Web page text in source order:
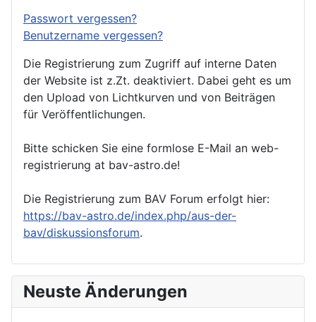
Passwort vergessen?
Benutzername vergessen?
Die Registrierung zum Zugriff auf interne Daten
der Website ist z.Zt. deaktiviert. Dabei geht es um
den Upload von Lichtkurven und von Beiträgen
für Veröffentlichungen.
Bitte schicken Sie eine formlose E-Mail an web-
registrierung at bav-astro.de!
Die Registrierung zum BAV Forum erfolgt hier:
https://bav-astro.de/index.php/aus-der-
bav/diskussionsforum.
Neuste Änderungen